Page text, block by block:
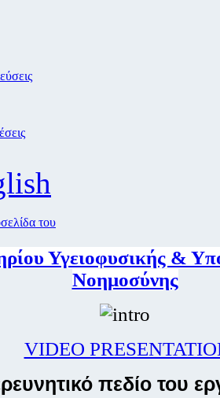
του
Υγειοφυσικής &
Νοημοσύνης
VIDEO
πεδίο του